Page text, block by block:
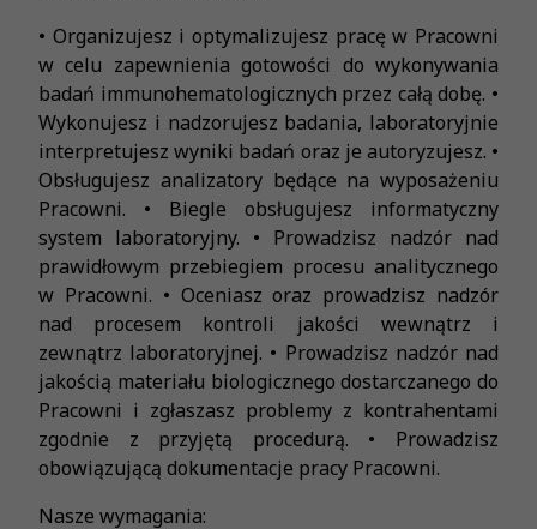
• Organizujesz i optymalizujesz pracę w Pracowni
w celu zapewnienia gotowości do wykonywania
badań immunohematologicznych przez całą dobę. •
Wykonujesz i nadzorujesz badania, laboratoryjnie
interpretujesz wyniki badań oraz je autoryzujesz. •
Obsługujesz analizatory będące na wyposażeniu
Pracowni. • Biegle obsługujesz informatyczny
system laboratoryjny. • Prowadzisz nadzór nad
prawidłowym przebiegiem procesu analitycznego
w Pracowni. • Oceniasz oraz prowadzisz nadzór
nad procesem kontroli jakości wewnątrz i
zewnątrz laboratoryjnej. • Prowadzisz nadzór nad
jakością materiału biologicznego dostarczanego do
Pracowni i zgłaszasz problemy z kontrahentami
zgodnie z przyjętą procedurą. • Prowadzisz
obowiązującą dokumentacje pracy Pracowni.
Nasze wymagania: